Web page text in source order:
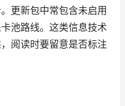
更新包中常包含未启用
池路线。这类信息技术
阅读时要留意是否标注